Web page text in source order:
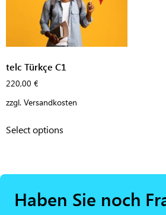
telc Türkçe C1
220,00 €
zzgl. Versandkosten
Select options
Haben Sie noch